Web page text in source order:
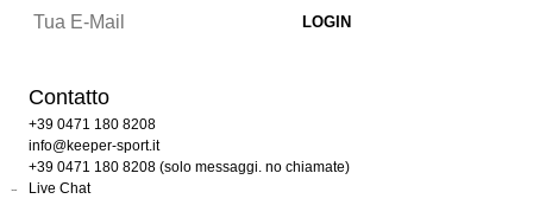
Contatto
+39 0471 180 8208
info@keeper-sport.it
+39 0471 180 8208 (solo messaggi. no chiamate)
Live Chat